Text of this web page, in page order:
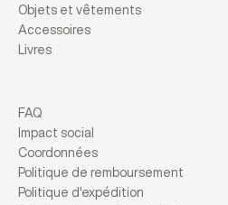
Objets et vêtements
Accessoires
Livres
FAQ
Impact social
Coordonnées
Politique de remboursement
Politique d'expédition